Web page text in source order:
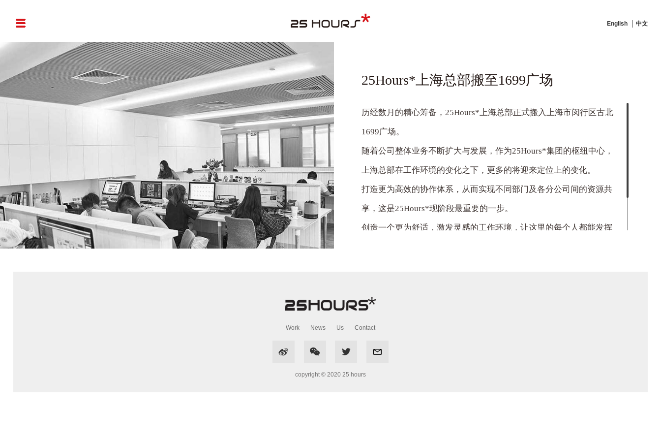
English 中文
25Hours*上海总部搬至1699广场
历经数月的精心筹备， 25Hours* 上海总部正式搬入上海市闵行区古北
1699广场。
随着公司整体业务不断扩大与发展，作为25Hours*集团的枢纽中心，
上海总部在工作环境的变化之下，更多的将迎来定位上的变化。
打造更为高效的协作体系，从而实现不同部门及各分公司间的资源共
享，这是25Hours*现阶段最重要的一步。
创造一个更为舒适，激发灵感的工作环境，让这里的每个人都能发挥
Work News Us Contact
  
copyright © 2020 25 hours